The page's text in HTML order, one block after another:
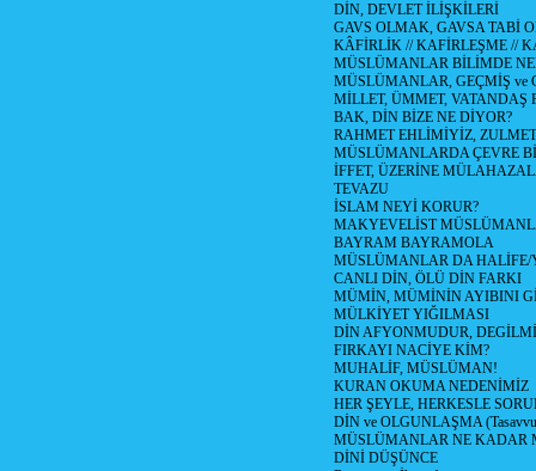
DİN, DEVLET İLİŞKİLERİ
GAVS OLMAK, GAVSA TABİ
KÂFİRLİK // KAFİRLEŞME //
MÜSLÜMANLAR BİLİMDE
MÜSLÜMANLAR, GEÇMİŞ ve
MİLLET, ÜMMET, VATANDAŞ
BAK, DİN BİZE NE DİYOR?
RAHMET EHLİMİYİZ,
MÜSLÜMANLARDA ÇEVRE
İFFET, ÜZERİNE
TEVAZU
İSLAM NEYİ KORUR?
MAKYEVELİST
BAYRAM BAYRAMOLA
MÜSLÜMANLAR DA HALİFE/
CANLI DİN, ÖLÜ DİN FARKI
MÜMİN, MÜMİNİN AYIBINI
MÜLKİYET YIĞILMASI
DİN AFYONMUDUR,
FIRKAYI NACİYE KİM?
MUHALİF, MÜSLÜMAN!
KURAN OKUMA NEDENİMİZ
HER ŞEYLE, HERKESLE
DİN ve OLGUNLAŞMA
MÜSLÜMANLAR NE KADAR
DİNİ DÜŞÜNCE